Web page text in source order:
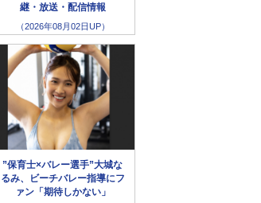
継・放送・配信情報
（2026年08月02日UP）
”保育士×バレー選手”大城な
るみ、ビーチバレー指導にフ
ァン「期待しかない」